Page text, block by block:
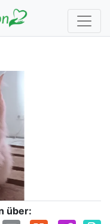
über: